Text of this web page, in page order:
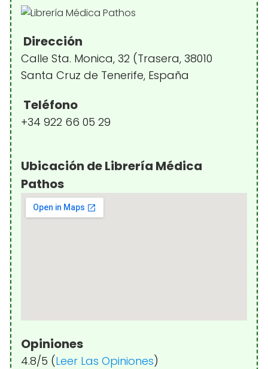
Dirección
Calle Sta. Monica, 32 (Trasera, 38010
Santa Cruz de Tenerife, España
Teléfono
+34 922 66 05 29
Ubicación de Librería Médica
Pathos
Opiniones
4.8/5 (Leer Las Opiniones)